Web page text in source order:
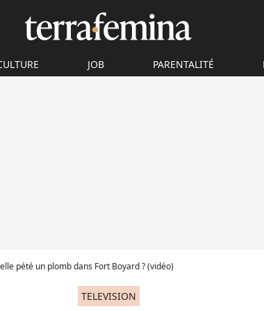
JOB PARENTALITÉ
pété un plomb dans Fort Boyard ? (vidéo)
TELEVISION